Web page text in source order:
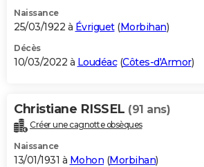
Naissance
25/03/1922 à Évriguet(Morbihan)
Décès
10/03/2022 à Loudéac(Côtes-d'Armor)
Christiane RISSEL (91 ans)
Créer une cagnotte obsèques
Naissance
13/01/1931 à Mohon (Morbihan)